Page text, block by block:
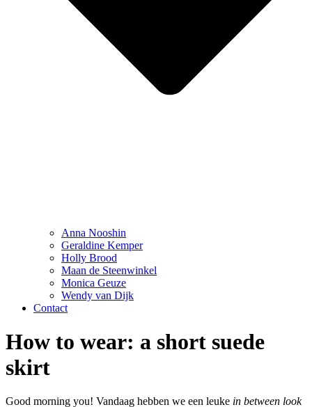
Anna Nooshin
Geraldine Kemper
Holly Brood
Maan de Steenwinkel
Monica Geuze
Wendy van Dijk
Contact
How to wear: a short suede
skirt
Good morning you! Vandaag hebben we een leuke in between look